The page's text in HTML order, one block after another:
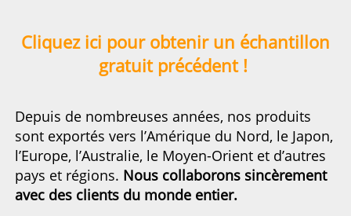
Cliquez ici pour obtenir un échantillon
gratuit précédent !
Depuis de nombreuses années, nos produits
sont exportés vers l’Amérique du Nord, le Japon,
l’Europe, l’Australie, le Moyen-Orient et d’autres
pays et régions. Nous collaborons sincèrement
avec des clients du monde entier.